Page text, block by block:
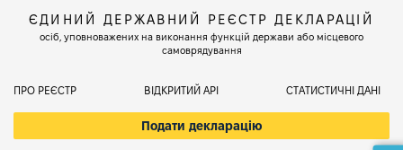
ЄДИНИЙ ДЕРЖАВНИЙ РЕЄСТР ДЕКЛАРАЦІЙ
осіб, уповноважених на виконання функцій держави або місцевого
самоврядування
ПРО РЕЄСТР ВІДКРИТИЙ АРІ СТАТИСТИЧНІ ДАНІ
Подати декларацію